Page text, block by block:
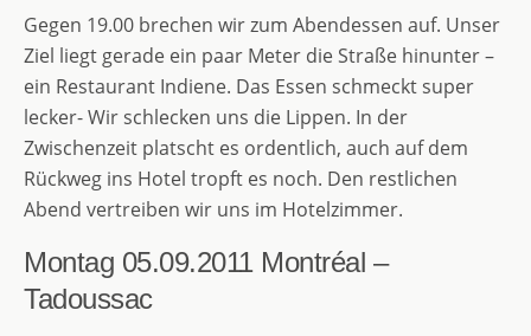
Gegen 19.00 brechen wir zum Abendessen auf. Unser
Ziel liegt gerade ein paar Meter die Straße hinunter –
ein Restaurant Indiene. Das Essen schmeckt super
lecker- Wir schlecken uns die Lippen. In der
Zwischenzeit platscht es ordentlich, auch auf dem
Rückweg ins Hotel tropft es noch. Den restlichen
Abend vertreiben wir uns im Hotelzimmer.
Montag 05.09.2011 Montréal –
Tadoussac